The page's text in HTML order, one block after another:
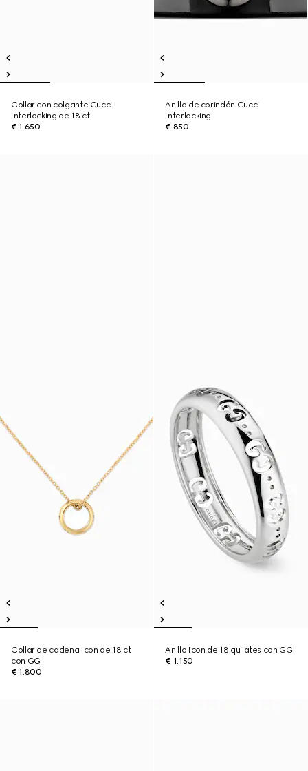
Collar con colgante Gucci
Interlocking de 18 ct
€ 1.650
Anillo de corindón Gucci
Interlocking
€ 850
Collar de cadena Icon de 18 ct
con GG
€ 1.800
Anillo Icon de 18 quilates con GG
€ 1.150